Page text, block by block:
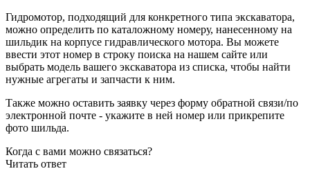
Гидромотор, подходящий для конкретного типа экскаватора,
можно определить по каталожному номеру, нанесенному на
шильдик на корпусе гидравлического мотора. Вы можете
ввести этот номер в строку поиска на нашем сайте или
выбрать модель вашего экскаватора из списка, чтобы найти
нужные агрегаты и запчасти к ним.
Также можно оставить заявку через форму обратной связи/по
электронной почте - укажите в ней номер или прикрепите
фото шильда.
Когда с вами можно связаться?
Читать ответ